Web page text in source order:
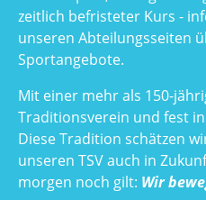
zeitlich befristeter Kurs -
unseren Abteilungsseiten
Sportangebote.
Mit einer mehr als 150-
Traditionsverein und fest
Diese Tradition schätzen
unseren TSV auch in
morgen noch gilt: Wir